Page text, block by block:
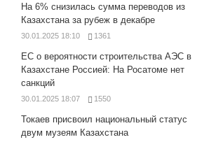
На 6% снизилась сумма переводов из
Казахстана за рубеж в декабре
30.01.2025 18:10 1361
ЕС о вероятности строительства АЭС в
Казахстане Россией: На Росатоме нет
санкций
30.01.2025 18:07 1550
Токаев присвоил национальный статус
двум музеям Казахстана